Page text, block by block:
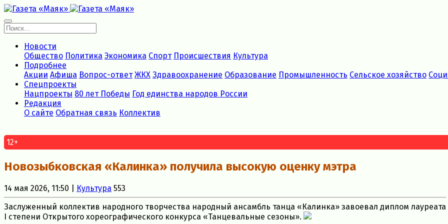
Новости
Общество Политика Экономика Спорт Происшествия Культура
Подробнее
Акции Афиша Вопрос-ответ ЖКХ Здравоохранение Образование Промышленность Сельское хозяйство
Спецпроекты
Нацпроекты 80 лет Победы Год единства народов России
Редакция
О сайте Обратная связь Коллектив
12+
Новозыбковская «Калинка» получила высокую оценку мэтра
14 мая 2026, 11:50 | Культура 553
Заслуженный коллектив народного творчества народный ансамбль танца «Калинка» завоевал диплом лауреата
I степени Открытого хореографического конкурса «Танцевальные сезоны».